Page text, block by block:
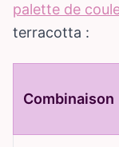
palette de
terracotta :
Combinaison